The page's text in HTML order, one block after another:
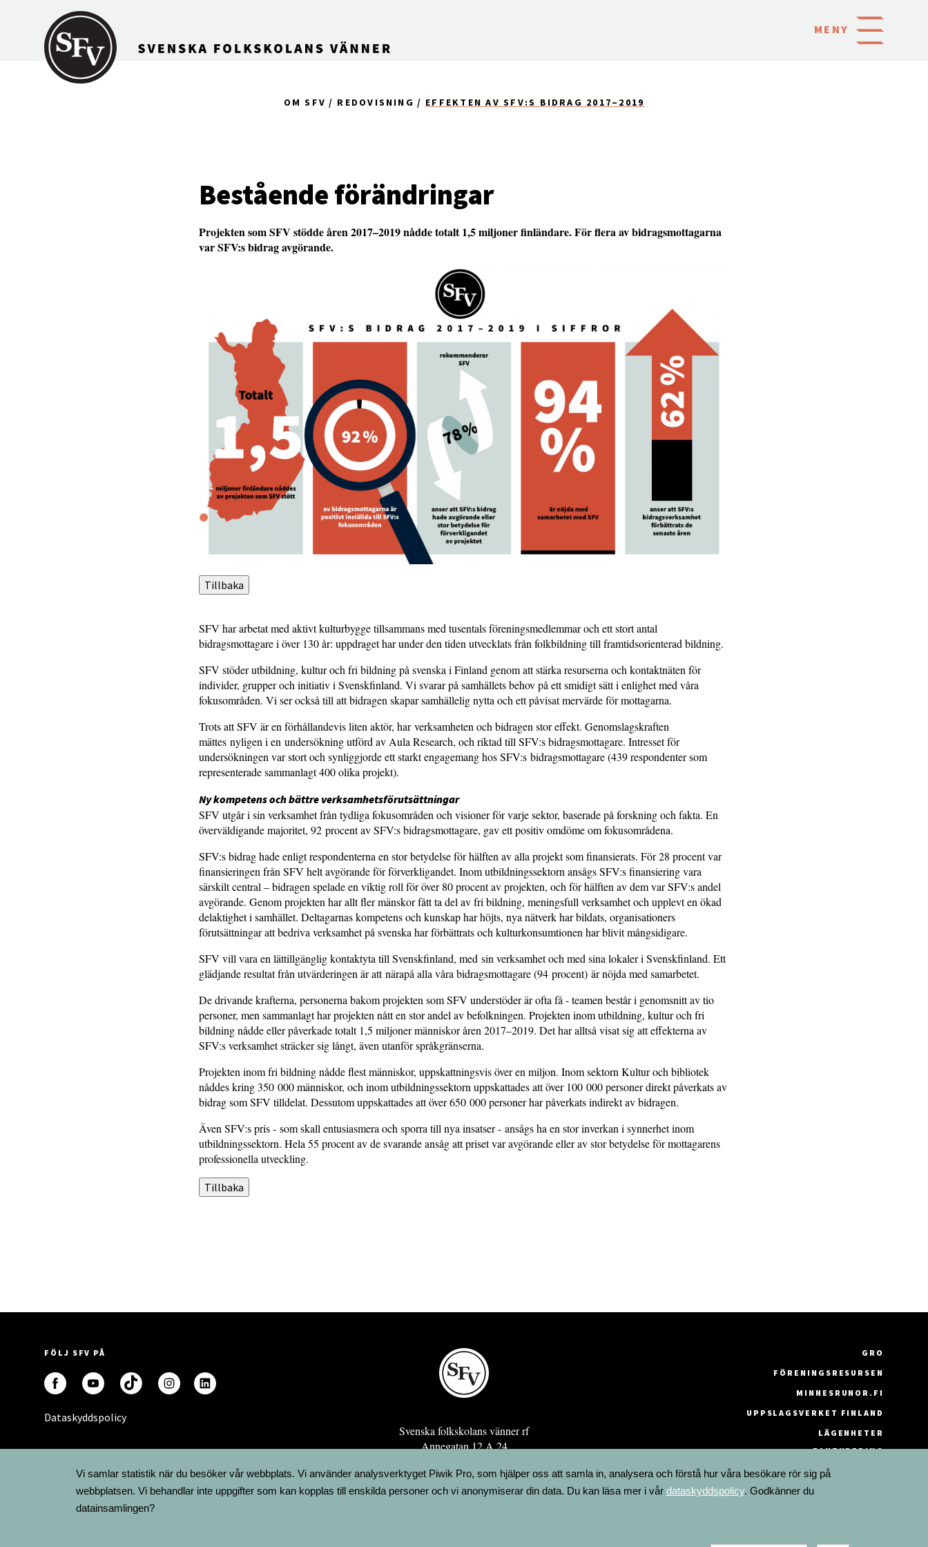
Gå till innehållet
MENY
OM SFV REDOVISNING EFFEKTEN AV SFV:S BIDRAG 2017–2019
Bestående förändringar
Projekten som SFV stödde åren 2017–2019 nådde totalt 1,5 miljoner finländare. För flera av bidragsmottagarna
var SFV:s bidrag avgörande.
Tillbaka
SFV har arbetat med aktivt kulturbygge tillsammans med tusentals föreningsmedlemmar och ett stort antal
bidragsmottagare i över 130 år: uppdraget har under den tiden utvecklats från folkbildning till framtidsorienterad bildning.
SFV stöder utbildning, kultur och fri bildning på svenska i Finland genom att stärka resurserna och kontaktnäten för
individer, grupper och initiativ i Svenskfinland. Vi svarar på samhällets behov på ett smidigt sätt i enlighet med våra
fokusområden. Vi ser också till att bidragen skapar samhällelig nytta och ett påvisat mervärde för mottagarna.
Trots att SFV är en förhållandevis liten aktör, har verksamheten och bidragen stor effekt. Genomslagskraften
mättes nyligen i en undersökning utförd av Aula Research, och riktad till SFV:s bidragsmottagare. Intresset för
undersökningen var stort och synliggjorde ett starkt engagemang hos SFV:s bidragsmottagare (439 respondenter som
representerade sammanlagt 400 olika projekt).
Ny kompetens och bättre verksamhetsförutsättningar
SFV utgår i sin verksamhet från tydliga fokusområden och visioner för varje sektor, baserade på forskning och fakta. En
överväldigande majoritet, 92 procent av SFV:s bidragsmottagare, gav ett positiv omdöme om fokusområdena.
SFV:s bidrag hade enligt respondenterna en stor betydelse för hälften av alla projekt som finansierats. För 28 procent var
finansieringen från SFV helt avgörande för förverkligandet. Inom utbildningssektorn ansågs SFV:s finansiering vara
särskilt central – bidragen spelade en viktig roll för över 80 procent av projekten, och för hälften av dem var SFV:s andel
avgörande. Genom projekten har allt fler mänskor fått ta del av fri bildning, meningsfull verksamhet och upplevt en ökad
delaktighet i samhället. Deltagarnas kompetens och kunskap har höjts, nya nätverk har bildats, organisationers
förutsättningar att bedriva verksamhet på svenska har förbättrats och kulturkonsumtionen har blivit mångsidigare.
SFV vill vara en lättillgänglig kontaktyta till Svenskfinland, med sin verksamhet och med sina lokaler i Svenskfinland. Ett
glädjande resultat från utvärderingen är att närapå alla våra bidragsmottagare (94 procent) är nöjda med samarbetet.
De drivande krafterna, personerna bakom projekten som SFV understöder är ofta få - teamen består i genomsnitt av tio
personer, men sammanlagt har projekten nått en stor andel av befolkningen. Projekten inom utbildning, kultur och fri
bildning nådde eller påverkade totalt 1,5 miljoner människor åren 2017–2019. Det har alltså visat sig att effekterna av
SFV:s verksamhet sträcker sig långt, även utanför språkgränserna.
Projekten inom fri bildning nådde flest människor, uppskattningsvis över en miljon. Inom sektorn Kultur och bibliotek
nåddes kring 350 000 människor, och inom utbildningssektorn uppskattades att över 100 000 personer direkt påverkats av
bidrag som SFV tilldelat. Dessutom uppskattades att över 650 000 personer har påverkats indirekt av bidragen.
Även SFV:s pris - som skall entusiasmera och sporra till nya insatser - ansågs ha en stor inverkan i synnerhet inom
utbildningssektorn. Hela 55 procent av de svarande ansåg att priset var avgörande eller av stor betydelse för mottagarens
professionella utveckling.
Tillbaka
FÖLJ SFV PÅ
Dataskyddspolicy
Svenska folkskolans vänner rf
Annegatan 12 A 24
sfv@sfv.fi
GRO
FÖRENINGSRESURSEN
MINNESRUNOR.FI
UPPSLAGSVERKET FINLAND
LÄGENHETER
FAKTURERING
Vi samlar statistik när du besöker vår webbplats. Vi använder analysverktyget Piwik Pro, som hjälper oss att samla in, analysera och förstå hur våra besökare rör sig på
webbplatsen. Vi behandlar inte uppgifter som kan kopplas till enskilda personer och vi anonymiserar din data. Du kan läsa mer i vår dataskyddspolicy. Godkänner du
datainsamlingen?